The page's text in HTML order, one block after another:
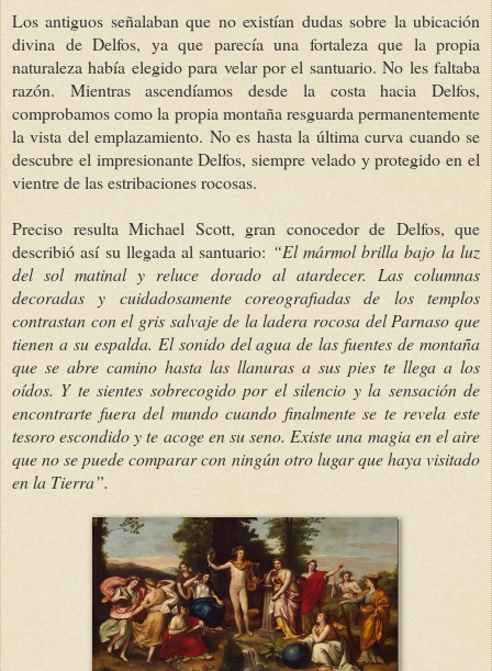
Los antiguos señalaban que no existían dudas sobre la ubicación
divina de Delfos, ya que parecía una fortaleza que la propia
naturaleza había elegido para velar por el santuario. No les faltaba
razón. Mientras ascendíamos desde la costa hacia Delfos,
comprobamos como la propia montaña resguarda permanentemente
la vista del emplazamiento. No es hasta la última curva cuando se
descubre el impresionante Delfos, siempre velado y protegido en el
vientre de las estribaciones rocosas.
Preciso resulta Michael Scott, gran conocedor de Delfos, que
describió así su llegada al santuario: “El mármol brilla bajo la luz
del sol matinal y reluce dorado al atardecer. Las columnas
decoradas y cuidadosamente coreografiadas de los templos
contrastan con el gris salvaje de la ladera rocosa del Parnaso que
tienen a su espalda. El sonido del agua de las fuentes de montaña
que se abre camino hasta las llanuras a sus pies te llega a los
oídos. Y te sientes sobrecogido por el silencio y la sensación de
encontrarte fuera del mundo cuando finalmente se te revela este
tesoro escondido y te acoge en su seno. Existe una magia en el aire
que no se puede comparar con ningún otro lugar que haya visitado
en la Tierra”.